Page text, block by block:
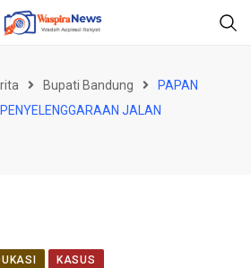
Bupati Bandung
PAPAN
JALAN
KASUS